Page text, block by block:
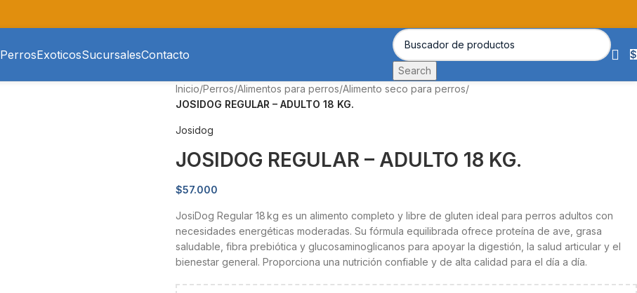
PerrosExoticosSucursalesContacto
Search
$
Inicio/Perros/Alimentos para perros/Alimento seco para perros/
JOSIDOG REGULAR – ADULTO 18 KG.
Josidog
JOSIDOG REGULAR – ADULTO 18 KG.
$57.000
JosiDog Regular 18 kg es un alimento completo y libre de gluten ideal para perros adultos con
necesidades energéticas moderadas. Su fórmula equilibrada ofrece proteína de ave, grasa
saludable, fibra prebiótica y glucosaminoglicanos para apoyar la digestión, la salud articular y el
bienestar general. Proporciona una nutrición confiable y de alta calidad para el día a día.